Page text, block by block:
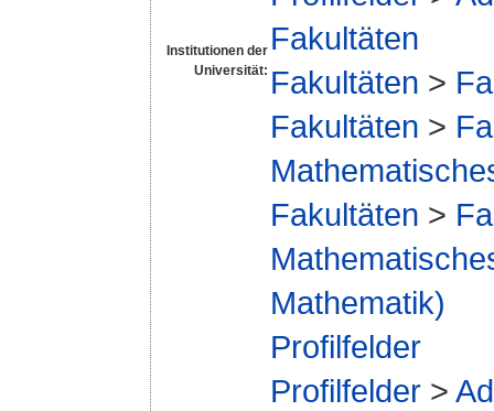
Institutionen der
Universität:
Fakultäten
Fakultäten >
Fakultäten >
Fakultäten >
Mathematik)
Profilfelder
Profilfelder >